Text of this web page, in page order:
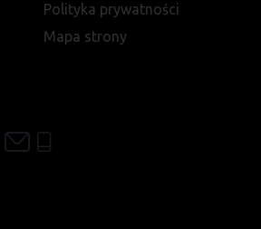
Polityka prywatności
Mapa strony